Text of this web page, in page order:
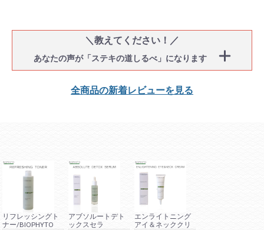
＼教えてください！／
あなたの声が「ステキの道しるべ」になります
全商品の新着レビューを見る
リフレッシングト
ナー/BIOPHYTO
アブソルートデト
ックスセラ
エンライトニング
アイ＆ネッククリ